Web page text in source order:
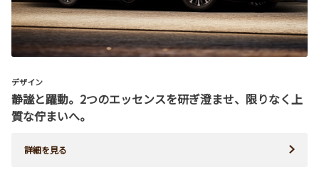
デザイン
静謐と躍動。2つのエッセンスを研ぎ澄ませ、限りなく上
質な佇まいへ。
詳細を見る